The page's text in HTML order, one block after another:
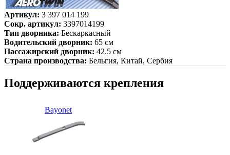
Артикул: 3 397 014 199
Сокр. артикул: 3397014199
Тип дворника: Бескаркасный
Водительский дворник: 65 см
Пассажирский дворник: 42.5 см
Страна производства: Бельгия, Китай, Сербия
Поддерживаются крепления
Bayonet